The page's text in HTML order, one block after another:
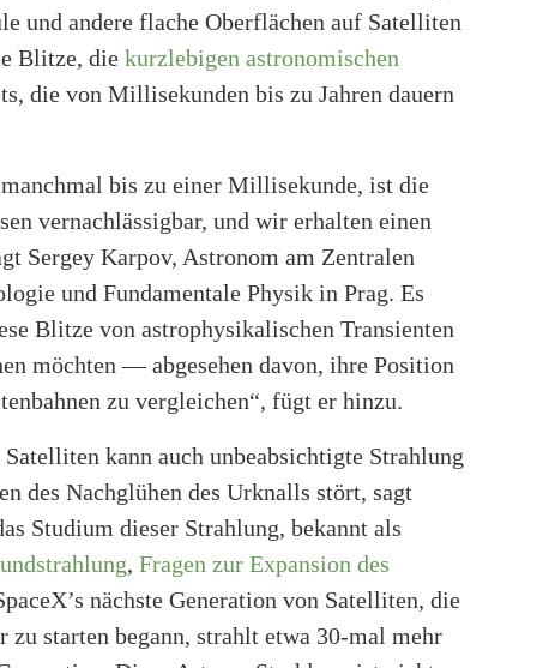
und andere flache Oberflächen auf Satelliten
Blitze, die kurzlebigen astronomischen
die von Millisekunden bis zu Jahren dauern
bis zu einer Millisekunde, ist die
vernachlässigbar, und wir erhalten einen
Sergey Karpov, Astronom am Zentralen
und Fundamentale Physik in Prag. Es
Blitze von astrophysikalischen Transienten
möchten — abgesehen davon, ihre Position
zu vergleichen“, fügt er hinzu.
kann auch unbeabsichtigte Strahlung
des Nachglühen des Urknalls stört, sagt
Studium dieser Strahlung, bekannt als
, Fragen zur Expansion des
nächste Generation von Satelliten, die
zu starten begann, strahlt etwa 30-mal mehr